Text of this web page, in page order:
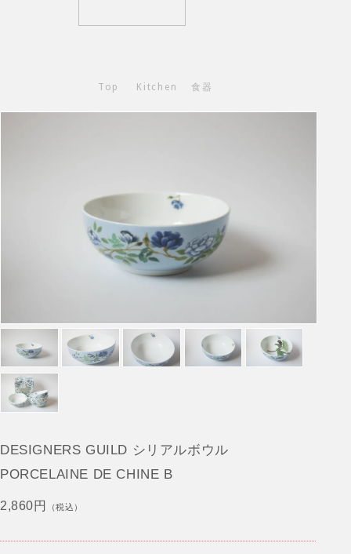
Top Kitchen 食器
DESIGNERS GUILD シリアルボウル
PORCELAINE DE CHINE B
2,860円 （税込）